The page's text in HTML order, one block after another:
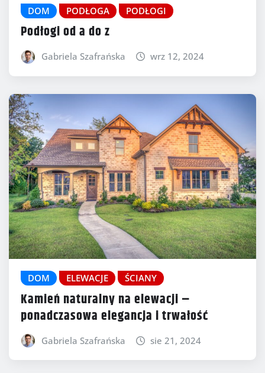
DOM PODŁOGA PODŁOGI
Podłogi od a do z
Gabriela Szafrańska wrz 12, 2024
DOM ELEWACJE ŚCIANY
Kamień naturalny na elewacji –
ponadczasowa elegancja i trwałość
Gabriela Szafrańska sie 21, 2024